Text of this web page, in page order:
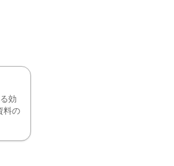
効
料の